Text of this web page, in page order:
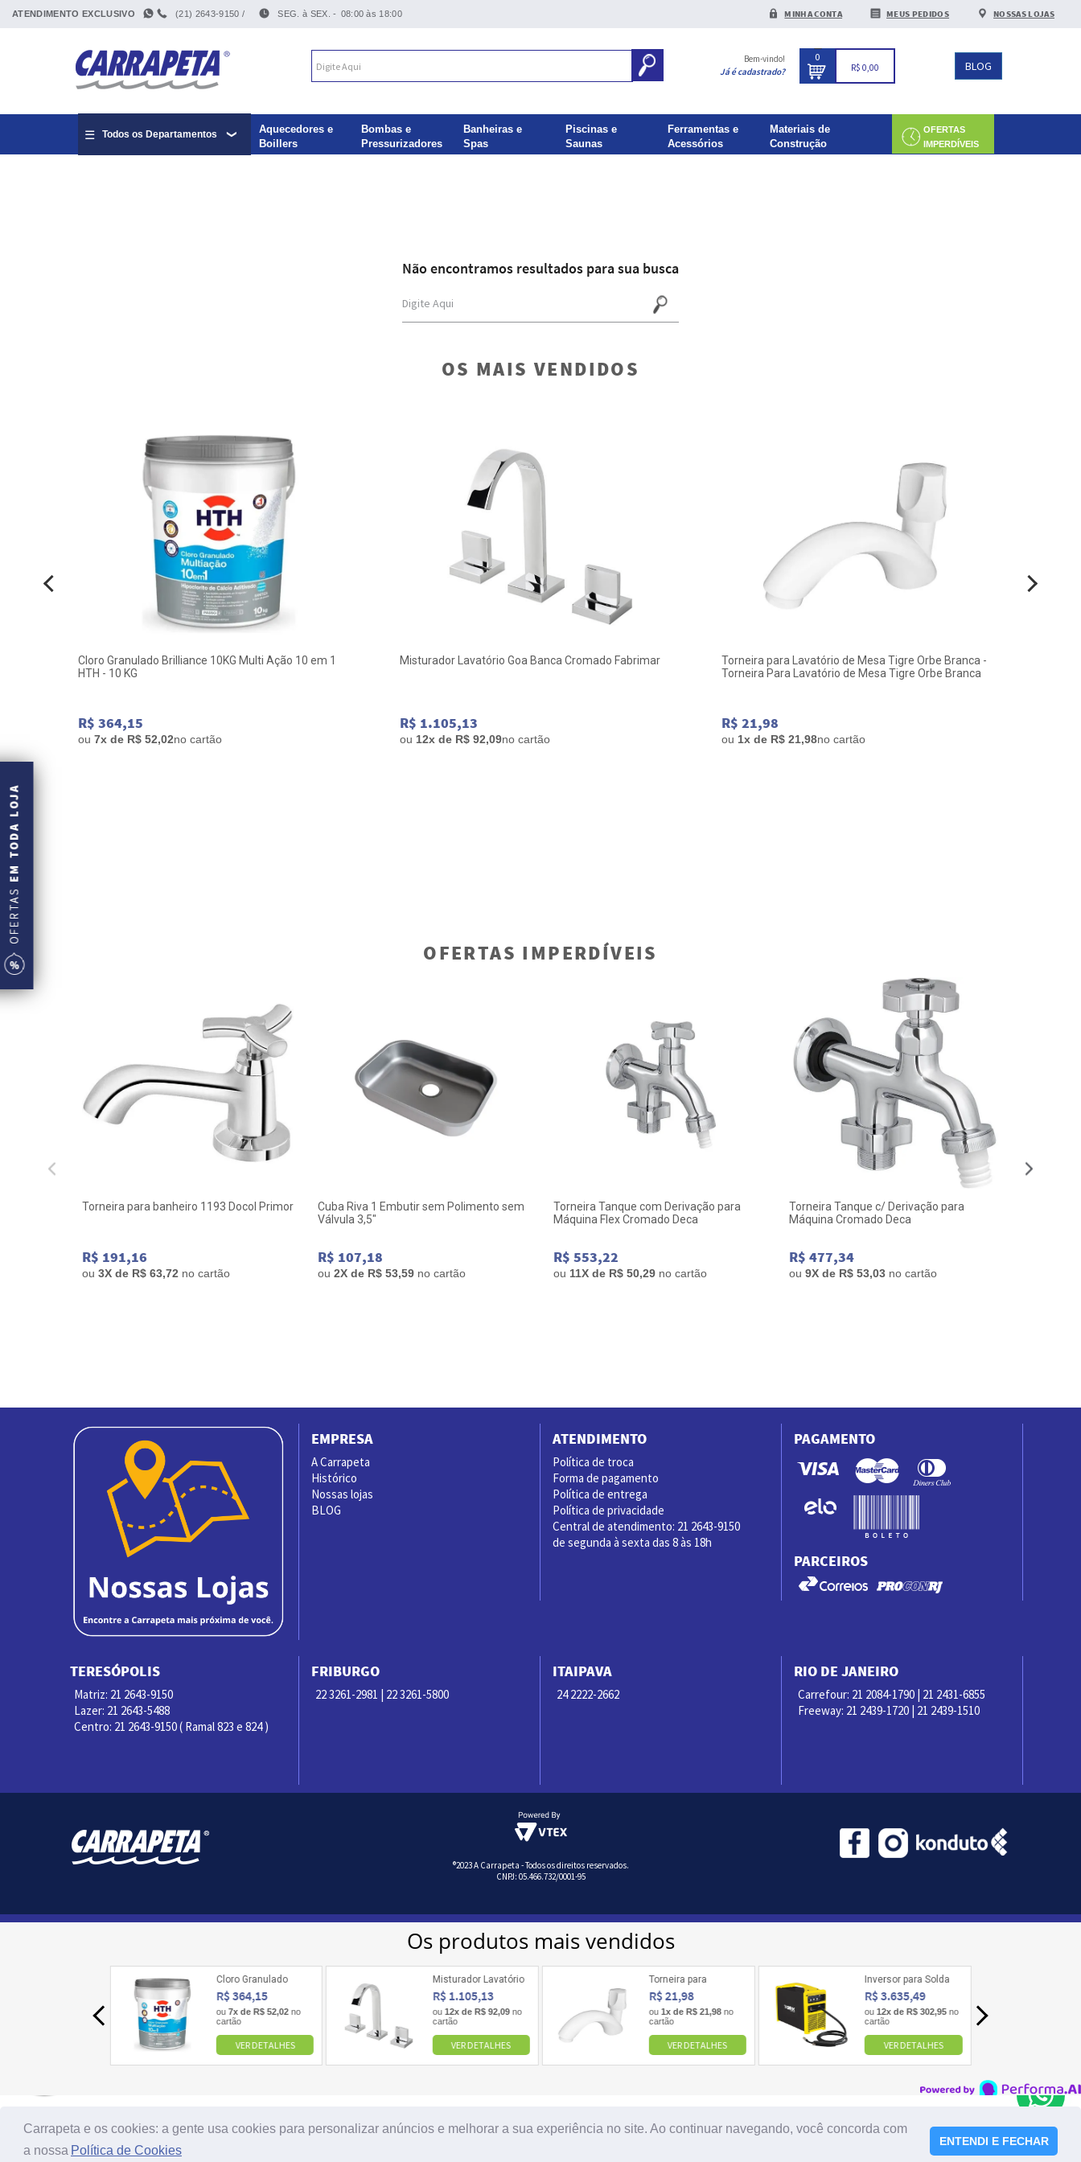
ATENDIMENTO EXCLUSIVO (21) 2643-9150 / SEG. à SEX. - 08:00 às 18:00 MINHA CONTA MEUS PEDIDOS NOSSAS LOJAS
Bem-vindo!
Já é cadastrado?
0
R$ 0,00 BLOG
Todos os Departamentos
Aquecedores e
Boillers
Bombas e
Pressurizadores
Banheiras e
Spas
Piscinas e
Saunas
Ferramentas e
Acessórios
Materiais de
Construção
OFERTAS
IMPERDÍVEIS
Não encontramos resultados para sua busca
OS MAIS VENDIDOS
Cloro Granulado Brilliance 10KG Multi Ação 10 em 1
HTH - 10 KG
R$ 364,15
ou 7x de R$ 52,02no cartão
Misturador Lavatório Goa Banca Cromado Fabrimar
R$ 1.105,13
ou 12x de R$ 92,09no cartão
Torneira para Lavatório de Mesa Tigre Orbe Branca -
Torneira Para Lavatório de Mesa Tigre Orbe Branca
R$ 21,98
ou 1x de R$ 21,98no cartão
OFERTAS IMPERDÍVEIS
Torneira para banheiro 1193 Docol Primor
R$ 191,16
ou 3X de R$ 63,72 no cartão
Cuba Riva 1 Embutir sem Polimento sem
Válvula 3,5"
R$ 107,18
ou 2X de R$ 53,59 no cartão
Torneira Tanque com Derivação para
Máquina Flex Cromado Deca
R$ 553,22
ou 11X de R$ 50,29 no cartão
Torneira Tanque c/ Derivação para
Máquina Cromado Deca
R$ 477,34
ou 9X de R$ 53,03 no cartão
EMPRESA
A Carrapeta
Histórico
Nossas lojas
BLOG
ATENDIMENTO
Política de troca
Forma de pagamento
Política de entrega
Política de privacidade
Central de atendimento: 21 2643-9150
de segunda à sexta das 8 às 18h
PAGAMENTO
PARCEIROS
TERESÓPOLIS
Matriz: 21 2643-9150
Lazer: 21 2643-5488
Centro: 21 2643-9150 ( Ramal 823 e 824 )
FRIBURGO
22 3261-2981 | 22 3261-5800
ITAIPAVA
24 2222-2662
RIO DE JANEIRO
Carrefour: 21 2084-1790 | 21 2431-6855
Freeway: 21 2439-1720 | 21 2439-1510
®2023 A Carrapeta - Todos os direitos reservados.
CNPJ: 05.466.732/0001-95
Carrapeta e os cookies: a gente usa cookies para personalizar anúncios e melhorar a sua experiência no site. Ao continuar navegando, você concorda com
a nossa Política de Cookies
ENTENDI E FECHAR